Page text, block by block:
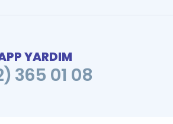
YARDIM
365 01 08